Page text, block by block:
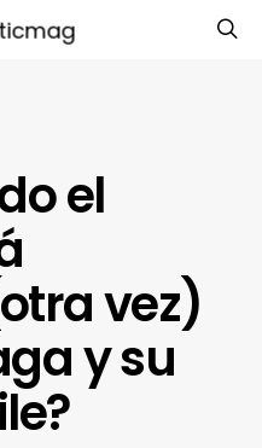
el
vez)
y su